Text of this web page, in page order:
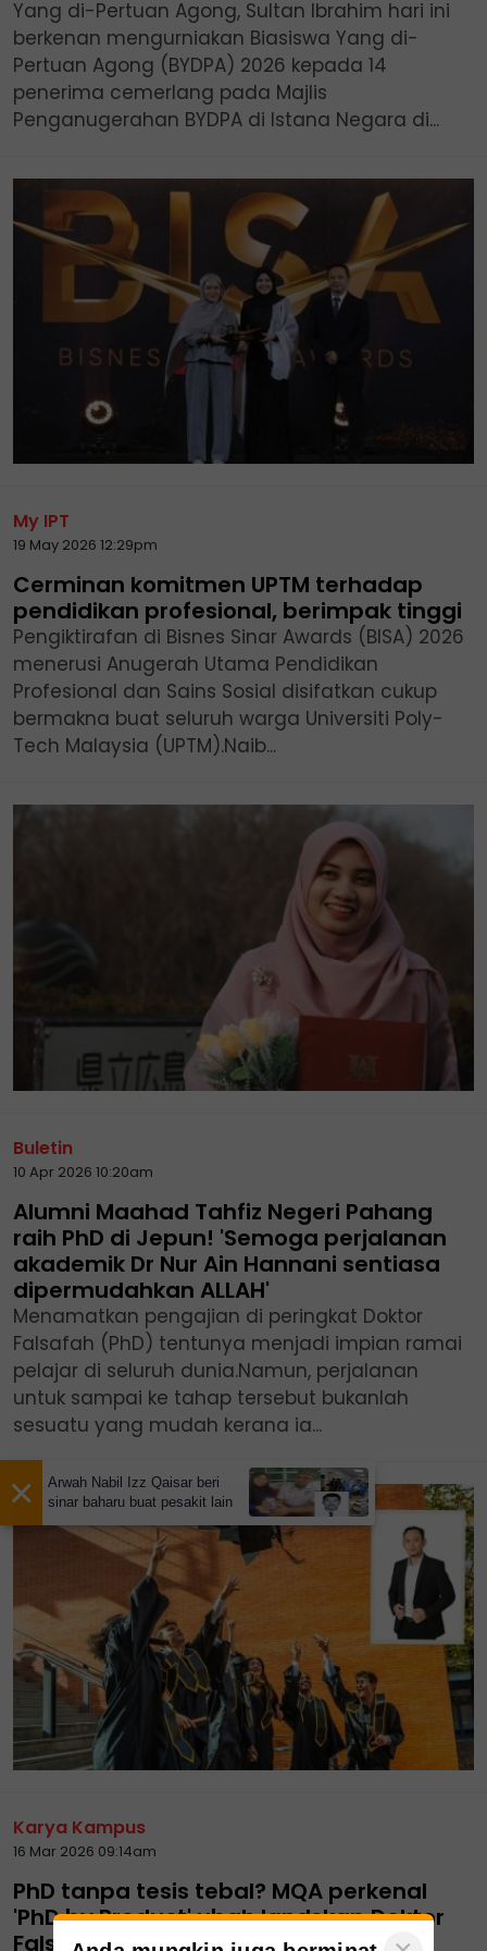
Yang di-Pertuan Agong, Sultan Ibrahim hari ini
berkenan mengurniakan Biasiswa Yang di-
Pertuan Agong (BYDPA) 2026 kepada 14
penerima cemerlang pada Majlis
Penganugerahan BYDPA di Istana Negara di...
My IPT
19 May 2026 12:29pm
Cerminan komitmen UPTM terhadap
pendidikan profesional, berimpak tinggi
Pengiktirafan di Bisnes Sinar Awards (BISA) 2026
menerusi Anugerah Utama Pendidikan
Profesional dan Sains Sosial disifatkan cukup
bermakna buat seluruh warga Universiti Poly-
Tech Malaysia (UPTM).Naib...
Buletin
10 Apr 2026 10:20am
Alumni Maahad Tahfiz Negeri Pahang
raih PhD di Jepun! 'Semoga perjalanan
akademik Dr Nur Ain Hannani sentiasa
dipermudahkan ALLAH'
Menamatkan pengajian di peringkat Doktor
Falsafah (PhD) tentunya menjadi impian ramai
pelajar di seluruh dunia.Namun, perjalanan
untuk sampai ke tahap tersebut bukanlah
sesuatu yang mudah kerana ia...
Karya Kampus
16 Mar 2026 09:14am
PhD tanpa tesis tebal? MQA perkenal
'PhD by Product' ubah landskap Doktor
Falsafah
×
Arwah Nabil Izz Qaisar beri
sinar baharu buat pesakit lain